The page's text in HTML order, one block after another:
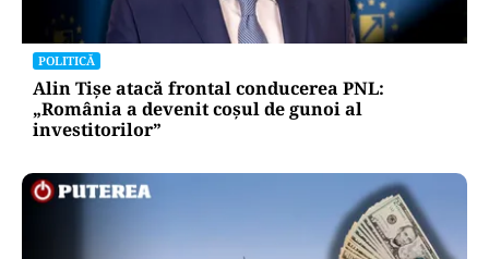
POLITICĂ
Alin Tișe atacă frontal conducerea PNL:
„România a devenit coșul de gunoi al
investitorilor”